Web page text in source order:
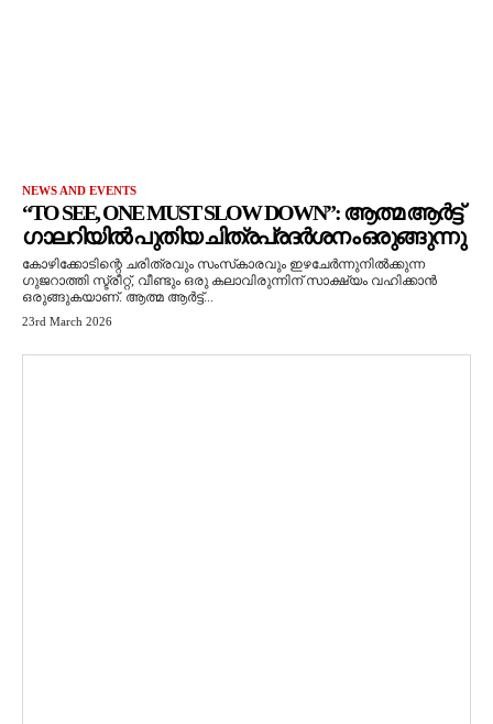
NEWS AND EVENTS
“TO SEE, ONE MUST SLOW DOWN”: ആത്മ ആർട്ട്
ഗാലറിയിൽ പുതിയ ചിത്രപ്രദർശനം ഒരുങ്ങുന്നു
കോഴിക്കോടിന്റെ ചരിത്രവും സംസ്‌കാരവും ഇഴചേർന്നുനിൽക്കുന്ന
ഗുജറാത്തി സ്ട്രീറ്റ്, വീണ്ടും ഒരു കലാവിരുന്നിന് സാക്ഷ്യം വഹിക്കാൻ
ഒരുങ്ങുകയാണ്. ആത്മ ആർട്ട്...
23rd March 2026